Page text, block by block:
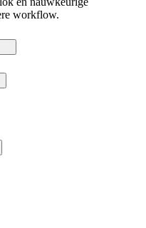
workflow.